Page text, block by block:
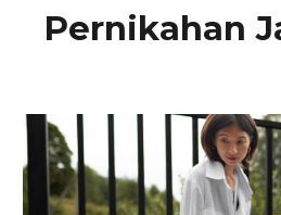
Pernikahan